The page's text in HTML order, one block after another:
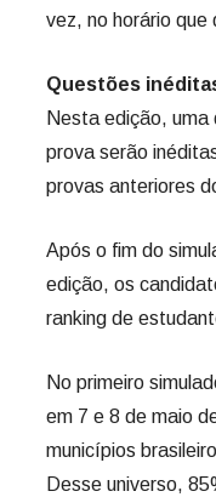
vez, no horário que
Questões
Nesta edição,
prova serão
provas anteriores
Após o fim do
edição, os
ranking de
No primeiro
em 7 e 8 de maio
municípios
Desse universo,